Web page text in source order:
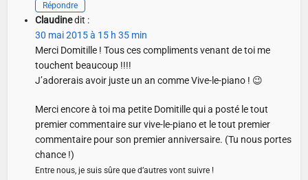
Répondre
Claudinedit :
30 mai 2015 à 15 h 35 min
Merci Domitille ! Tous ces compliments venant de toi me
touchent beaucoup !!!!
J’adorerais avoir juste un an comme Vive-le-piano ! 😉
Merci encore à toi ma petite Domitille qui a posté le tout
premier commentaire sur vive-le-piano et le tout premier
commentaire pour son premier anniversaire. (Tu nous portes
chance !)
Entre nous, je suis sûre que d’autres vont suivre !